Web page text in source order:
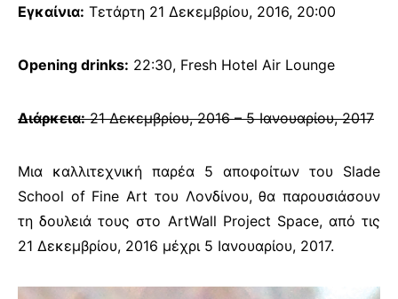
Εγκαίνια: Τετάρτη 21 Δεκεμβρίου, 2016, 20:00
Opening drinks: 22:30, Fresh Hotel Air Lounge
Διάρκεια:21 Δεκεμβρίου, 2016 – 5 Ιανουαρίου, 2017
Μια καλλιτεχνική παρέα 5 αποφοίτων του Slade
School of Fine Art του Λονδίνου, θα παρουσιάσουν
τη δουλειά τους στο ArtWall Project Space, από τις
21 Δεκεμβρίου, 2016 μέχρι 5 Ιανουαρίου, 2017.